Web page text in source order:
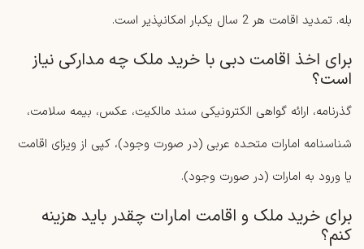
بله. تمدید اقامت هر 2 سال یکبار امکانپذیر است.
برای اخذ اقامت دبی با خرید ملک چه مدارکی نیاز
است؟
گذرنامه، ارائه گواهی الکترونیکی سند مالکیت، عکس، بیمه سلامت،
شناسنامه امارات متحده عربی (در صورت وجود)، کپی از ویزای اقامت
یا ورود به امارات (در صورت وجود).
برای خرید ملک و اقامت امارات چقدر باید هزینه
کنم؟